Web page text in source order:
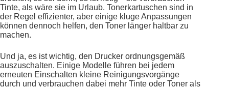
Tinte, als wäre sie im Urlaub. Tonerkartuschen sind in
der Regel effizienter, aber einige kluge Anpassungen
können dennoch helfen, den Toner länger haltbar zu
machen.
Und ja, es ist wichtig, den Drucker ordnungsgemäß
auszuschalten. Einige Modelle führen bei jedem
erneuten Einschalten kleine Reinigungsvorgänge
durch und verbrauchen dabei mehr Tinte oder Toner als